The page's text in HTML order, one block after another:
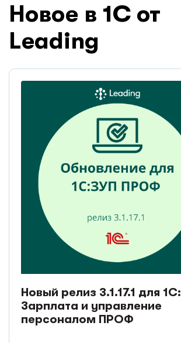
Новое в 1C от
Leading
Новый релиз 3.1.17.1 для 1С:
Зарплата и управление
персоналом ПРОФ